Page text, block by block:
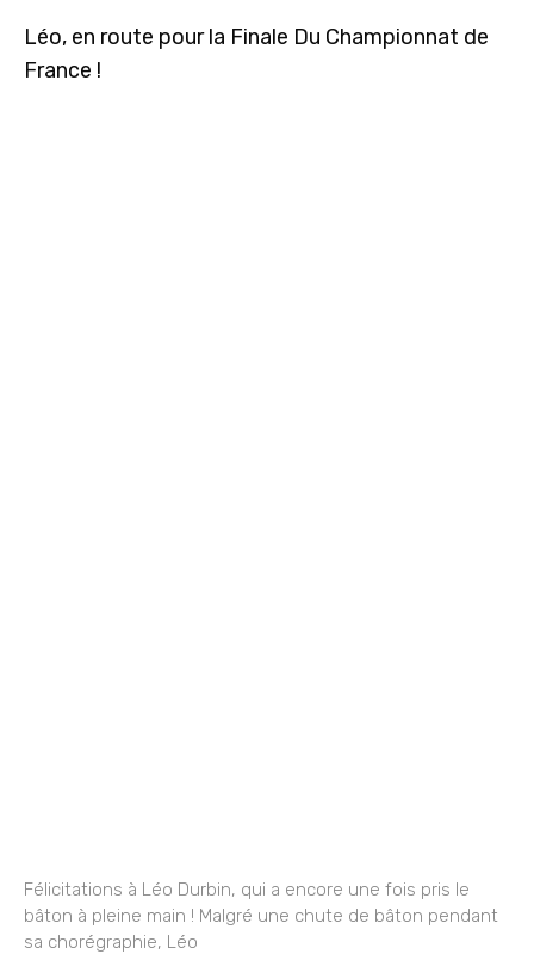
Léo, en route pour la Finale Du Championnat de
France !
Félicitations à Léo Durbin, qui a encore une fois pris le
bâton à pleine main ! Malgré une chute de bâton pendant
sa chorégraphie, Léo